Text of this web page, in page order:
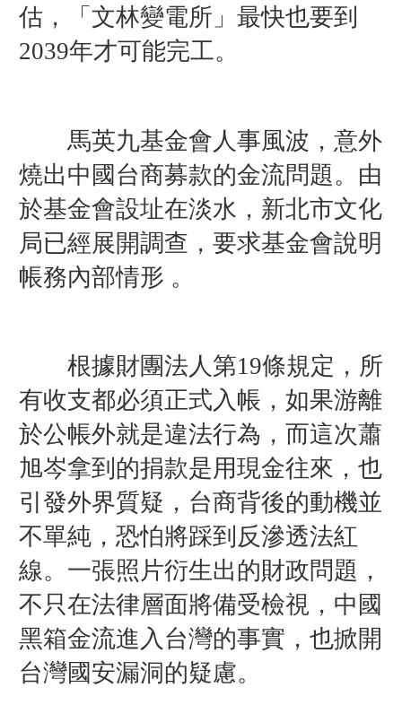
估，「文林變電所」最快也要到
2039年才可能完工。
馬英九基金會人事風波，意外
燒出中國台商募款的金流問題。由
於基金會設址在淡水，新北市文化
局已經展開調查，要求基金會說明
帳務內部情形 。
根據財團法人第19條規定，所
有收支都必須正式入帳，如果游離
於公帳外就是違法行為，而這次蕭
旭岑拿到的捐款是用現金往來，也
引發外界質疑，台商背後的動機並
不單純，恐怕將踩到反滲透法紅
線。一張照片衍生出的財政問題，
不只在法律層面將備受檢視，中國
黑箱金流進入台灣的事實，也掀開
台灣國安漏洞的疑慮。